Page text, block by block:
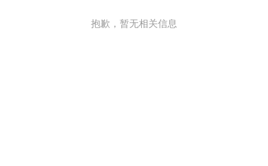
抱歉，暂无相关信息